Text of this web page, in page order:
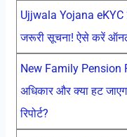
Ujjwala Yojana eKYC
जरूरी सूचना! ऐसे करें
New Family Pension
अधिकार और क्या हट
रिपोर्ट?